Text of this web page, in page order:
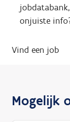
onjuiste
Vind een job
Mogelijk